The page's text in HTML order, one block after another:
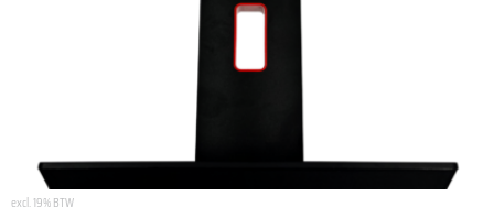
excl. 19% BTW